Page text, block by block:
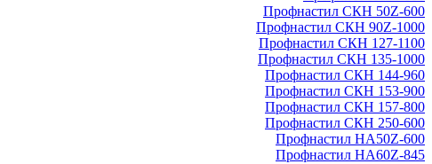
Профнастил СКН 50Z-600
Профнастил СКН 90Z-1000
Профнастил СКН 127-1100
Профнастил СКН 135-1000
Профнастил СКН 144-960
Профнастил СКН 153-900
Профнастил СКН 157-800
Профнастил СКН 250-600
Профнастил НА50Z-600
Профнастил НА60Z-845